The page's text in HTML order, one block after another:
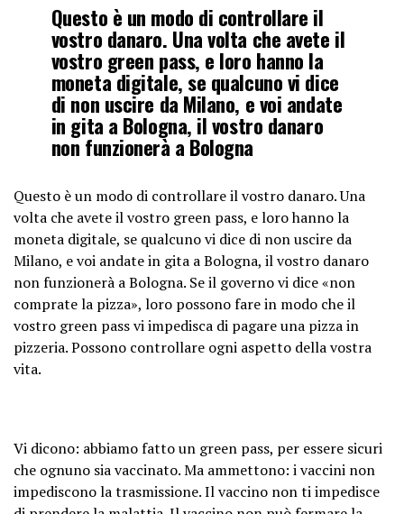
Questo è un modo di controllare il
vostro danaro. Una volta che avete il
vostro green pass, e loro hanno la
moneta digitale, se qualcuno vi dice
di non uscire da Milano, e voi andate
in gita a Bologna, il vostro danaro
non funzionerà a Bologna
Questo è un modo di controllare il vostro danaro. Una
volta che avete il vostro green pass, e loro hanno la
moneta digitale, se qualcuno vi dice di non uscire da
Milano, e voi andate in gita a Bologna, il vostro danaro
non funzionerà a Bologna. Se il governo vi dice «non
comprate la pizza», loro possono fare in modo che il
vostro green pass vi impedisca di pagare una pizza in
pizzeria. Possono controllare ogni aspetto della vostra
vita.
Vi dicono: abbiamo fatto un green pass, per essere sicuri
che ognuno sia vaccinato. Ma ammettono: i vaccini non
impediscono la trasmissione. Il vaccino non ti impedisce